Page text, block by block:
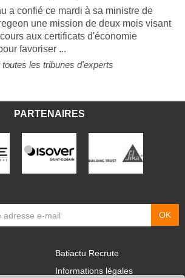
a confié ce mardi à sa ministre de
une mission de deux mois visant
aux certificats d'économie
favoriser ...
toutes les tribunes d'experts
PARTENAIRES
Batiactu Recrute
Informations légales